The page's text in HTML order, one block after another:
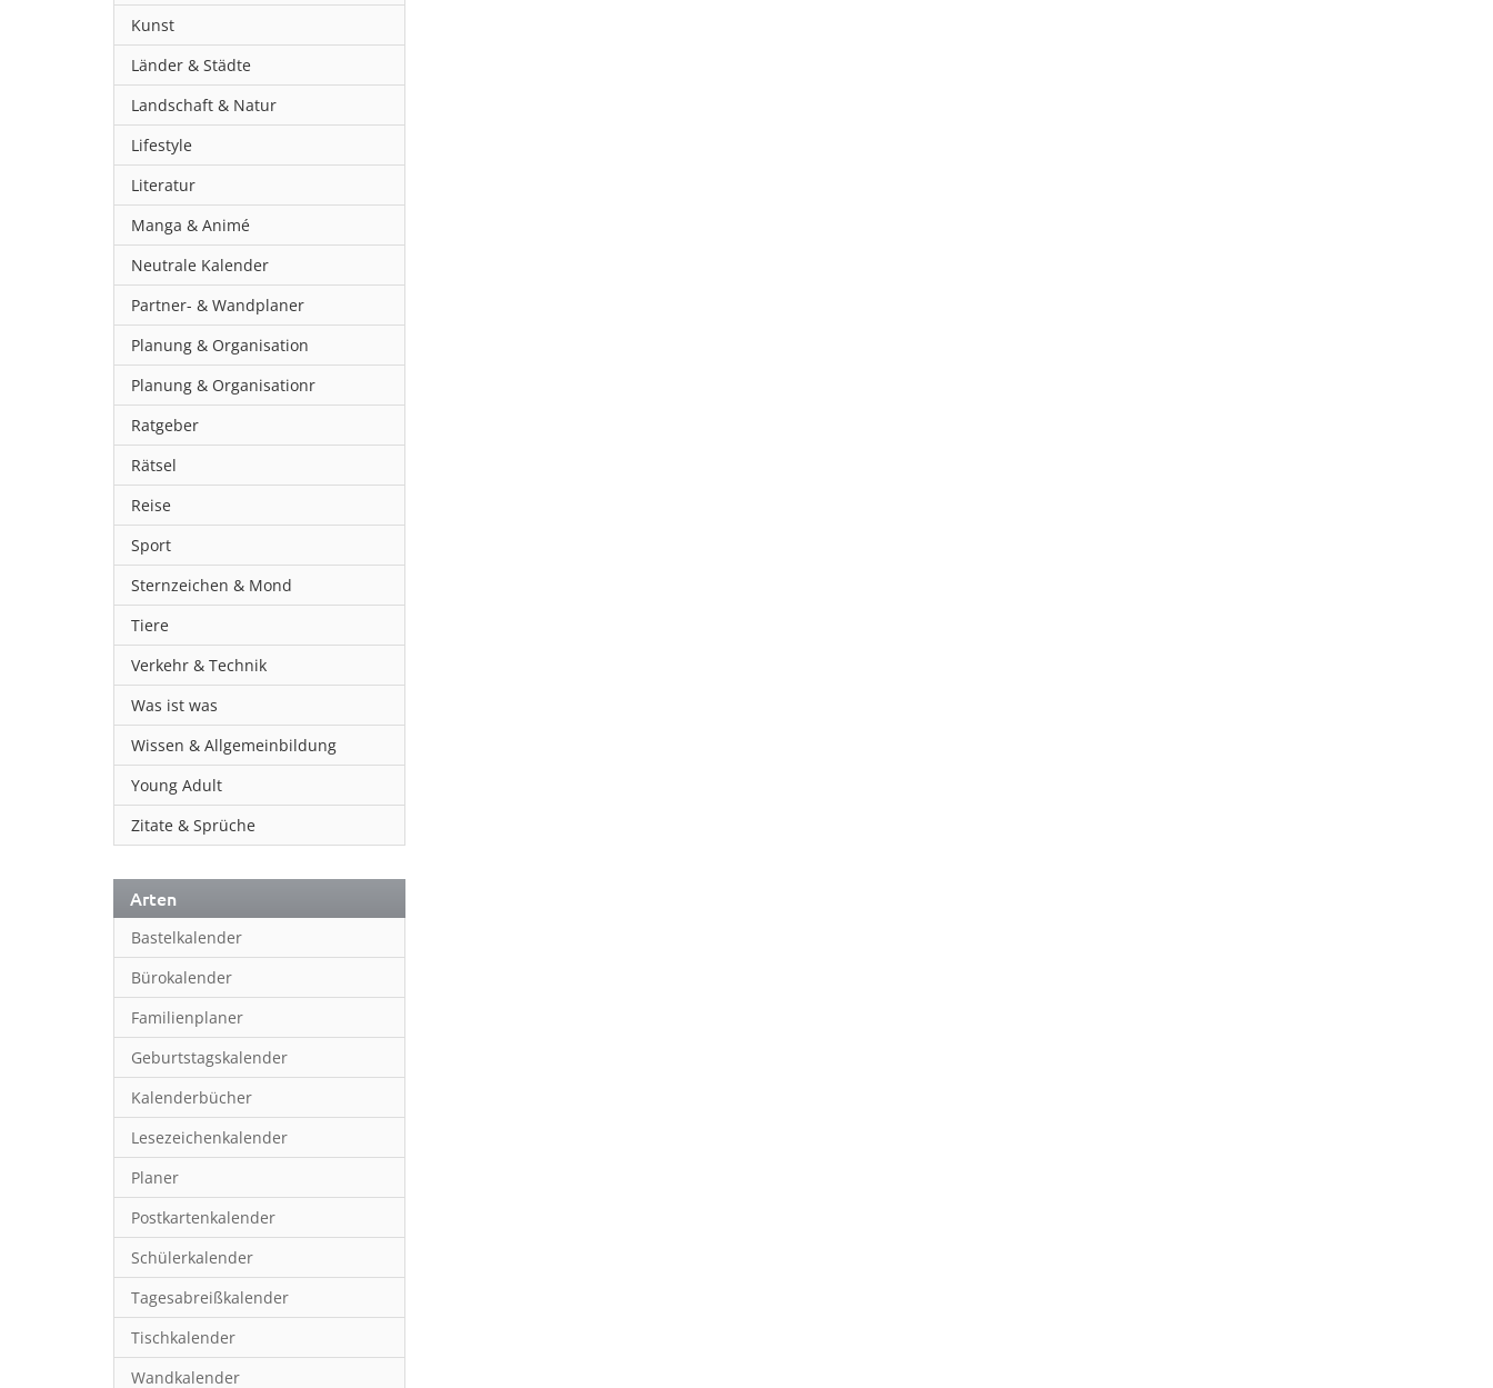
Kunst
Länder & Städte
Landschaft & Natur
Lifestyle
Literatur
Manga & Animé
Neutrale Kalender
Partner- & Wandplaner
Planung & Organisation
Planung & Organisationr
Ratgeber
Rätsel
Reise
Sport
Sternzeichen & Mond
Tiere
Verkehr & Technik
Was ist was
Wissen & Allgemeinbildung
Young Adult
Zitate & Sprüche
Arten
Bastelkalender
Bürokalender
Familienplaner
Geburtstagskalender
Kalenderbücher
Lesezeichenkalender
Planer
Postkartenkalender
Schülerkalender
Tagesabreißkalender
Tischkalender
Wandkalender